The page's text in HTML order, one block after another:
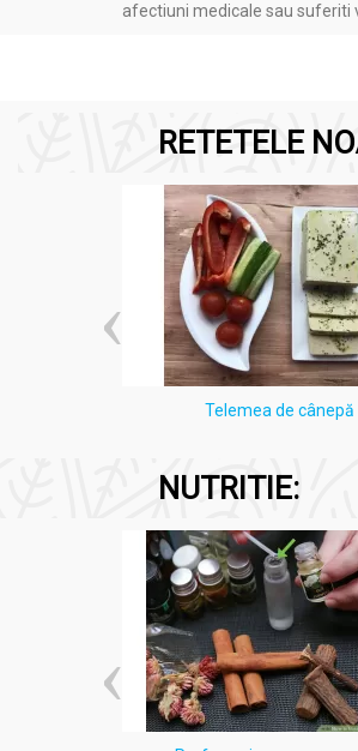
afectiuni medicale sau suferiti
RETETELE
Telemea de cânepă
NUTRITIE: